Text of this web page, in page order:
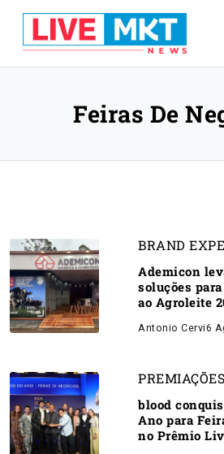
Feiras De
BRAND
Ademicon
soluções
ao Agroleite
Antonio Cervi6
PREMIAÇÕES
blood
Ano para
no Prêmio